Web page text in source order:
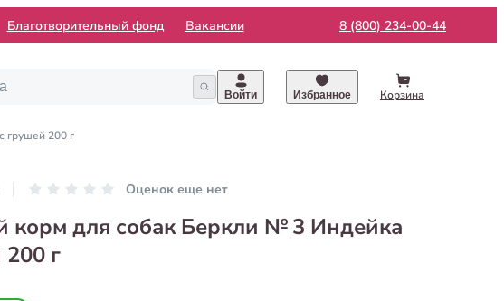
Благотворительный фонд Вакансии 8 (800) 234-00-44
Войти Избранное Корзина
грушей 200 г
Оценок еще нет
для собак Беркли № 3 Индейка
г